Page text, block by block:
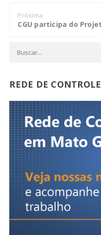
Próxima
REDE DE CONTROLE